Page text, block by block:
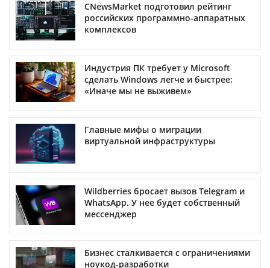
CNewsMarket подготовил рейтинг
российских программно-аппаратных
комплексов
Индустрия ПК требует у Microsoft
сделать Windows легче и быстрее:
«Иначе мы не выживем»
Главные мифы о миграции
виртуальной инфраструктуры
Wildberries бросает вызов Telegram и
WhatsApp. У нее будет собственный
мессенджер
Бизнес сталкивается с ограничениями
ноукод-разработки